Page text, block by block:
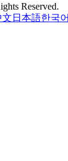
Reserved.
文 日本語한국어